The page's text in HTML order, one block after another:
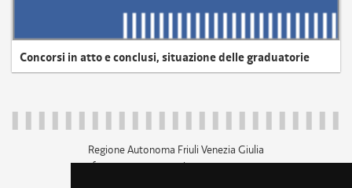
Concorsi in atto e conclusi, situazione delle graduatorie
Regione Autonoma Friuli Venezia Giulia
c.f. 80014930327; p.iva 00526040324